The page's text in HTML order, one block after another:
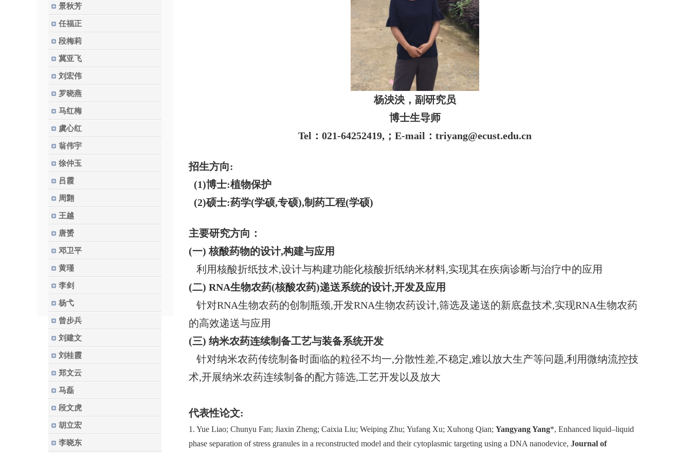
景秋芳
任福正
段梅莉
冀亚飞
刘宏伟
罗晓燕
马红梅
虞心红
翁伟宇
徐仲玉
吕霞
周翾
王越
唐赟
邓卫平
黄瑾
李剑
杨弋
曾步兵
刘建文
刘桂霞
郑文云
马磊
段文虎
胡立宏
李晓东
杨泱泱，副研究员
博士生导师
Tel：021-64252419,；E-mail：triyang@ecust.edu.cn
招生方向:
(1)博士:植物保护
(2)硕士:药学(学硕,专硕),制药工程(学硕)
主要研究方向：
(一) 核酸药物的设计,构建与应用
利用核酸折纸技术,设计与构建功能化核酸折纸纳米材料,实现其在疾病诊断与治疗中的应用
(二) RNA生物农药(核酸农药)递送系统的设计,开发及应用
针对RNA生物农药的创制瓶颈,开发RNA生物农药设计,筛选及递送的新底盘技术,实现RNA生物农药
的高效递送与应用
(三) 纳米农药连续制备工艺与装备系统开发
针对纳米农药传统制备时面临的粒径不均一,分散性差,不稳定,难以放大生产等问题,利用微纳流控技
术,开展纳米农药连续制备的配方筛选,工艺开发以及放大
代表性论文:
1. Yue Liao; Chunyu Fan; Jiaxin Zheng; Caixia Liu; Weiping Zhu; Yufang Xu; Xuhong Qian; Yangyang Yang*, Enhanced liquid–liquid
phase separation of stress granules in a reconstructed model and their cytoplasmic targeting using a DNA nanodevice, Journal of